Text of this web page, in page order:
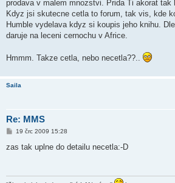
p
ě
v
e
k
prodava v malem mnozstvi. Prida Ti akorat tak
Kdyz jsi skutecne cetla to forum, tak vis, kde
Humble vydelava kdyz si koupis jeho knihu.
daruje na leceni cernochu v Africe.
Hmmm. Takze cetla, nebo necetla??..
Saila
Re: MMS
P
í
e
19 črc 2009 15:28
zas tak uplne do detailu necetla:-D